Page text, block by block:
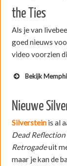
the Ties
Als je van
goed nieuws
video voorzien
Bekijk
Nieuwe
Silversteinis al
Dead Reflection
Retrogadeuit
maar je kan de